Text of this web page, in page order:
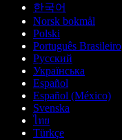
한국어
Norsk bokmål
Polski
Português Brasileiro
Русский
Українська
Español
Español (México)
Svenska
ไทย
Türkçe